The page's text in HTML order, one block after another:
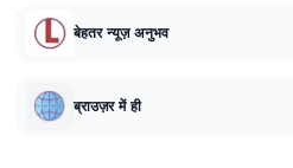
CORRECTIONS POLICY
बेहतर न्यूज़ अनुभव
ब्राउज़र में ही